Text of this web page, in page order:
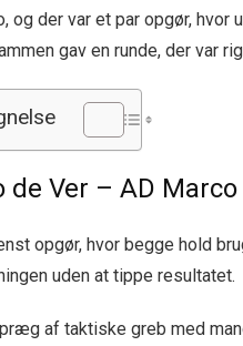
og der var et par opgør,
gav en runde, der var
de Ver – AD
opgør, hvor begge hold
uden at tippe resultatet.
af taktiske greb med